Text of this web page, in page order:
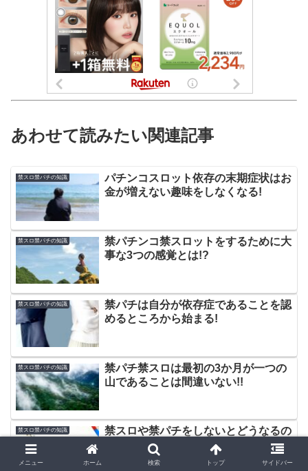
あわせて読みたい関連記事
禁スロ禁パチの知識
パチンコスロット依存の末期症状はお
金が増えない趣味をしなくなる!
禁スロ禁パチの知識
禁パチンコ禁スロットをするために大
事な3つの感覚とは!?
禁スロ禁パチの知識
禁パチは自分が依存症であることを認
めるところから始まる!
禁スロ禁パチの知識
禁パチ禁スロは最初の3か月が一つの
山であることは間違いない!!
禁スロ禁パチの知識
禁スロや禁パチをしないとどうなるの
かを考えてみた!!
メニュー ホーム 検索 トップ サイドバー